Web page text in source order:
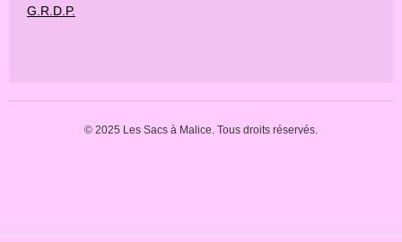
G.R.D.P.
© 2025 Les Sacs à Malice. Tous droits réservés.